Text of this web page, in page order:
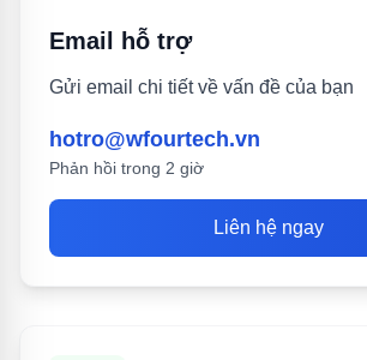
Email hỗ trợ
Gửi email chi tiết về vấn đề của bạn
hotro@wfourtech.vn
Phản hồi trong 2 giờ
Liên hệ ngay